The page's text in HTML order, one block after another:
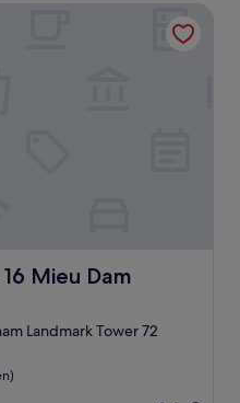
Mieu Dam
Dam
Landmark Tower 72